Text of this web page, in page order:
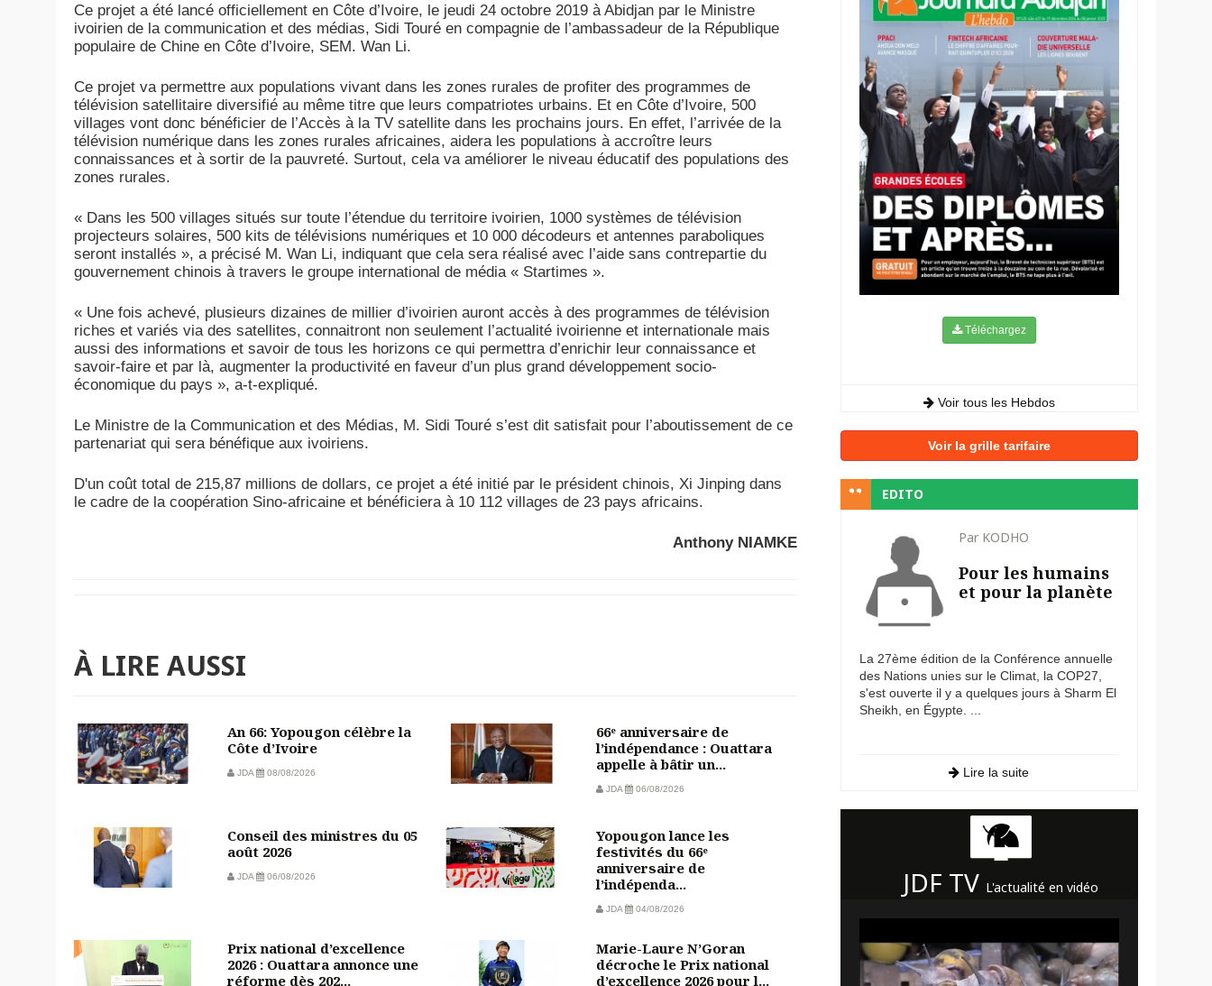
Ce projet a été lancé officiellement en Côte d’Ivoire, le jeudi 24 octobre 2019 à Abidjan par le Ministre
ivoirien de la communication et des médias, Sidi Touré en compagnie de l’ambassadeur de la République
populaire de Chine en Côte d’Ivoire, SEM. Wan Li.
Ce projet va permettre aux populations vivant dans les zones rurales de profiter des programmes de
télévision satellitaire diversifié au même titre que leurs compatriotes urbains. Et en Côte d’Ivoire, 500
villages vont donc bénéficier de l’Accès à la TV satellite dans les prochains jours. En effet, l’arrivée de la
télévision numérique dans les zones rurales africaines, aidera les populations à accroître leurs
connaissances et à sortir de la pauvreté. Surtout, cela va améliorer le niveau éducatif des populations des
zones rurales.
« Dans les 500 villages situés sur toute l’étendue du territoire ivoirien, 1000 systèmes de télévision
projecteurs solaires, 500 kits de télévisions numériques et 10 000 décodeurs et antennes paraboliques
seront installés », a précisé M. Wan Li, indiquant que cela sera réalisé avec l’aide sans contrepartie du
gouvernement chinois à travers le groupe international de média « Startimes ».
« Une fois achevé, plusieurs dizaines de millier d’ivoirien auront accès à des programmes de télévision
riches et variés via des satellites, connaitront non seulement l’actualité ivoirienne et internationale mais
aussi des informations et savoir de tous les horizons ce qui permettra d’enrichir leur connaissance et
savoir-faire et par là, augmenter la productivité en faveur d’un plus grand développement socio-
économique du pays », a-t-expliqué.
Le Ministre de la Communication et des Médias, M. Sidi Touré s’est dit satisfait pour l’aboutissement de ce
partenariat qui sera bénéfique aux ivoiriens.
D'un coût total de 215,87 millions de dollars, ce projet a été initié par le président chinois, Xi Jinping dans
le cadre de la coopération Sino-africaine et bénéficiera à 10 112 villages de 23 pays africains.
Anthony NIAMKE
À LIRE AUSSI
An 66: Yopougon célèbre la
Côte d’Ivoire
JDA 08/08/2026
66ᵉ anniversaire de
l’indépendance : Ouattara
appelle à bâtir un...
JDA 06/08/2026
Conseil des ministres du 05
août 2026
JDA 06/08/2026
Yopougon lance les
festivités du 66ᵉ
anniversaire de
l’indépenda...
JDA 04/08/2026
Prix national d’excellence
2026 : Ouattara annonce une
réforme dès 202...
Marie-Laure N’Goran
décroche le Prix national
d’excellence 2026 pour l...
Téléchargez
Voir tous les Hebdos
Voir la grille tarifaire
EDITO
Par KODHO
Pour les humains
et pour la planète
La 27ème édition de la Conférence annuelle
des Nations unies sur le Climat, la COP27,
s'est ouverte il y a quelques jours à Sharm El
Sheikh, en Égypte. ...
Lire la suite
JDF TV L'actualité en vidéo